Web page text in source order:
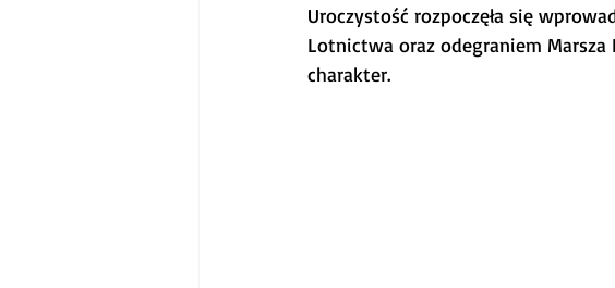
Uroczystość rozpoczęła się
Lotnictwa oraz odegraniem
charakter.